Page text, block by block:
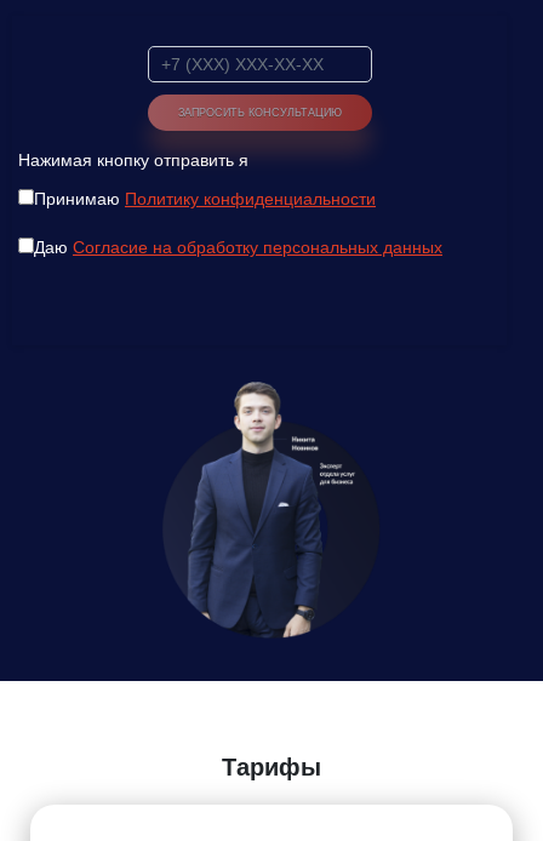
Нажимая кнопку отправить я
Принимаю Политику конфиденциальности
Даю Согласие на обработку персональных данных
Тарифы